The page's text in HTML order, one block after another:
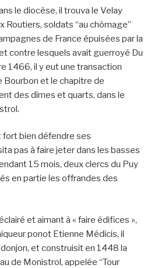
le diocèse, il trouva le Velay
Routiers, soldats “au chômage”
de France épuisées par la
contre lesquels avait guerroyé Du
1466, il y eut une transaction
Bourbon et le chapitre de
des dîmes et quarts, dans le
bien défendre ses
pas à faire jeter dans les basses
15 mois, deux clercs du Puy
en partie les offrandes des
et aimant à « faire édifices »,
ponot Etienne Médicis, il
et construisit en 1448 la
de Monistrol, appelée “Tour